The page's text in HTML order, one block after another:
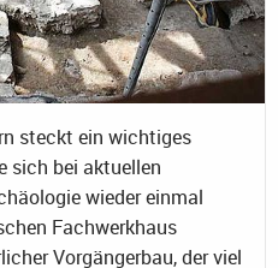
steckt ein wichtiges
sich bei aktuellen
wieder einmal
Fachwerkhaus
Vorgängerbau, der viel